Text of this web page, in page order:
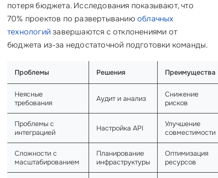
потеря бюджета. Исследования показывают, что
70% проектов по развертыванию облачных
технологийзавершаются с отклонениями от
бюджета из-за недостаточной подготовки команды.
Проблемы Решения Преимущества
Неясные
требования
Аудит и анализ
Снижение
рисков
Проблемы с
интеграцией
Настройка API
Улучшение
совместимости
Сложности с
масштабированием
Планирование
инфраструктуры
Оптимизация
ресурсов